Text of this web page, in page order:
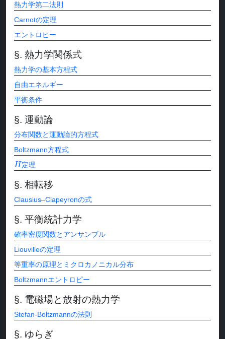
熱力学第二法則
Carnotの定理
エントロピー
熱力学関係式
熱力学の基本方程式
自由エネルギー
平衡条件
運動論
分布関数と運動論的方程式
Boltzmann方程式
H 定理
相転移
Clausius–Clapeyronの式
平衡統計力学
確率密度関数とアンサンブル
Liouvilleの定理
等重率の原理とミクロカノニカル分布
Boltzmannエントロピー
電磁場と放射の熱力学
Stefan-Boltzmannの法則
ゆらぎ